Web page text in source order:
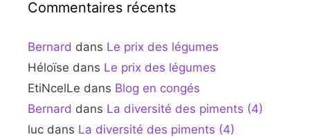
Commentaires récents
Bernard dans Le prix des légumes
Héloïse dans Le prix des légumes
EtiNcelLe dans Blog en congés
Bernard dans La diversité des piments (4)
luc dans La diversité des piments (4)